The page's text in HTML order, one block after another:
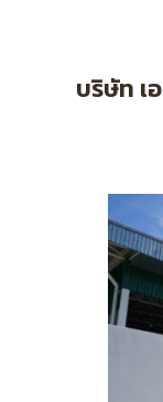
บริษัท เ